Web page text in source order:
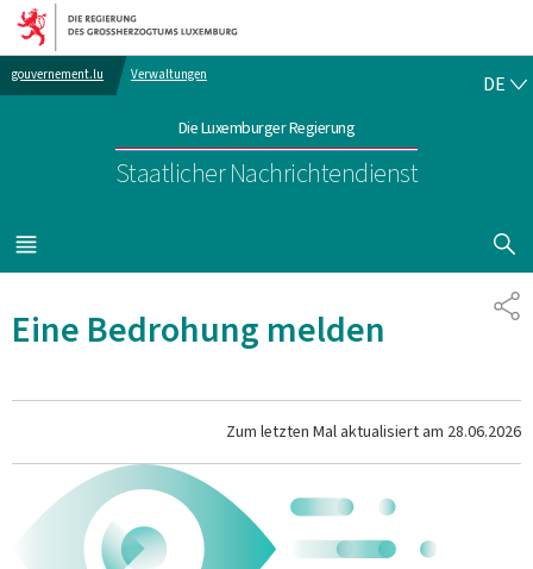
Zur Hauptnavigation
Zum Inhalt
gouvernement.lu Verwaltungen
Die Luxemburger Regierung
Staatlicher Nachrichtendienst
DE
MENÜ
HAUPT-
Eine Bedrohung melden
Zum letzten Mal aktualisiert am 28.06.2026